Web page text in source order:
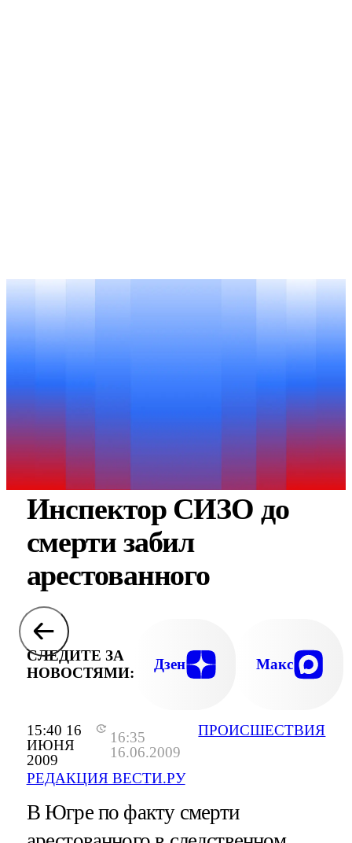
15:40 16
ИЮНЯ
2009
16:35
16.06.2009
РЕДАКЦИЯ ВЕСТИ.РУ
ПРОИСШЕСТВИЯ
Инспектор СИЗО до
смерти забил
арестованного
СЛЕДИТЕ ЗА
НОВОСТЯМИ:
Дзен Макс
В Югре по факту смерти